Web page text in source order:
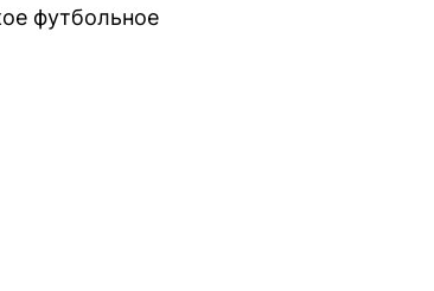
футбольное